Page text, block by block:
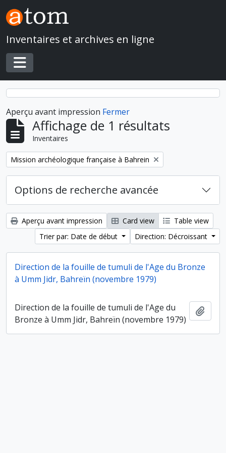
Skip to main content
Inventaires et archives en ligne
Toggle navigation
Aperçu avant impression Fermer
Affichage de 1 résultats
Inventaires
Remove filter:
Mission archéologique française à Bahrein
Options de recherche avancée
Aperçu avant impression Card view
Table view
Trier par: Date de début
Direction: Décroissant
Direction de la fouille de tumuli de l'Age du Bronze
à Umm Jidr, Bahreïn (novembre 1979)
Direction de la fouille de tumuli de l'Age du
Bronze à Umm Jidr, Bahreïn (novembre 1979)